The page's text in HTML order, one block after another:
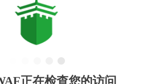
正在检查您的访问